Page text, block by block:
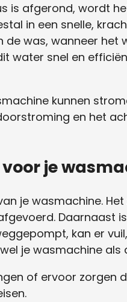
is afgerond, wordt
in een snelle,
de was, wanneer het
water snel en
kunnen
en het
je
je wasmachine.
Daarnaast
kan er
je wasmachine als
of ervoor zorgen